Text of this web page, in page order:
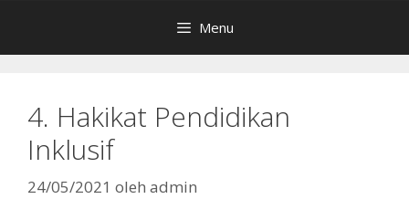
Menu
4. Hakikat Pendidikan
Inklusif
24/05/2021 oleh admin